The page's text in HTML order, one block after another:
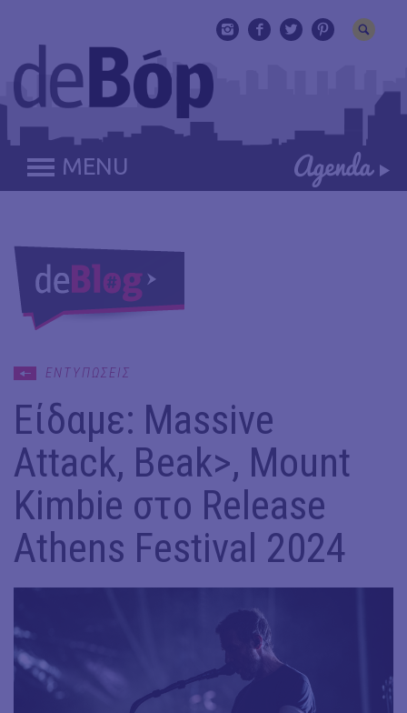
MENU
ΕΝΤΥΠΩΣΕΙΣ
Είδαμε: Massive
Attack, Beak>, Mount
Kimbie στο Release
Athens Festival 2024